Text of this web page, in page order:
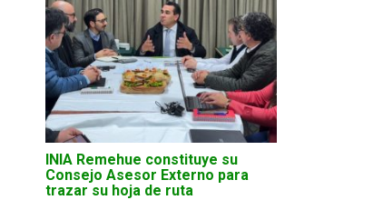
INIA Remehue constituye su
Consejo Asesor Externo para
trazar su hoja de ruta